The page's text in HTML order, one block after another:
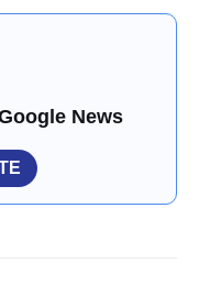
News